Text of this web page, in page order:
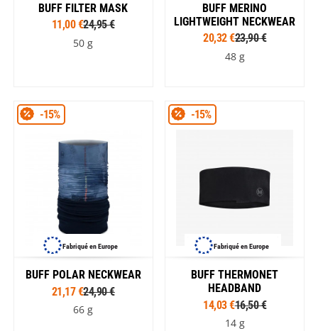
BUFF FILTER MASK
11,00 €24,95 €
50 g
BUFF MERINO
LIGHTWEIGHT NECKWEAR
20,32 €23,90 €
48 g
Fabriqué en Europe
BUFF POLAR NECKWEAR
21,17 €24,90 €
-15%
66 g
Fabriqué en Europe
BUFF THERMONET
HEADBAND
14,03 €16,50 €
-15%
14 g